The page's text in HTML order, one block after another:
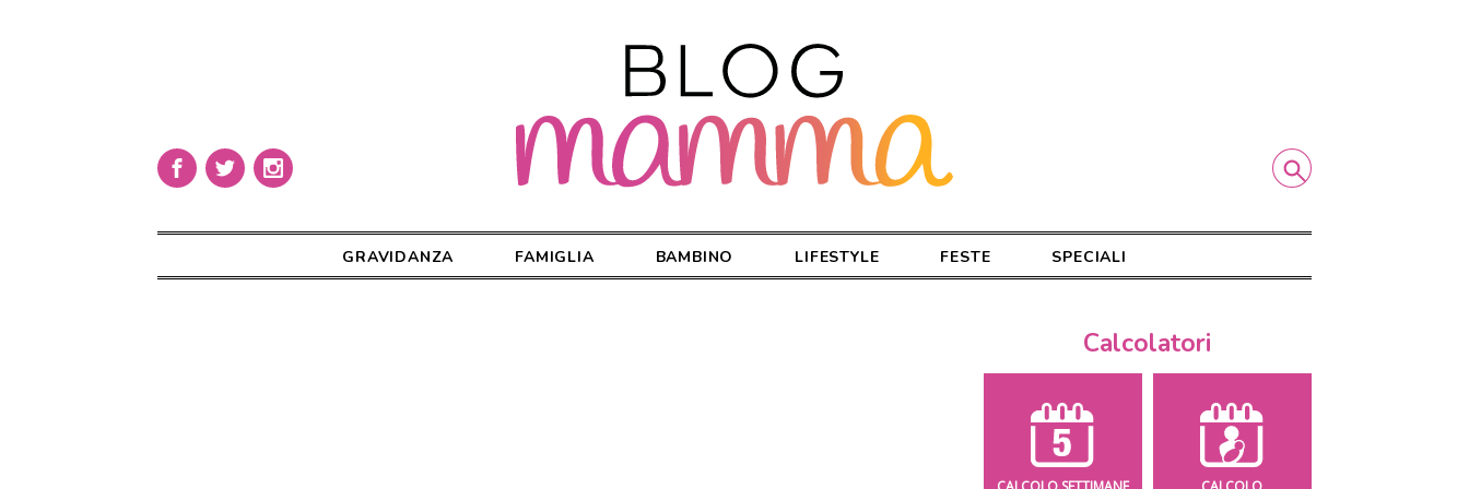
GRAVIDANZA FAMIGLIA BAMBINO LIFESTYLE FESTE SPECIALI
Calcolatori